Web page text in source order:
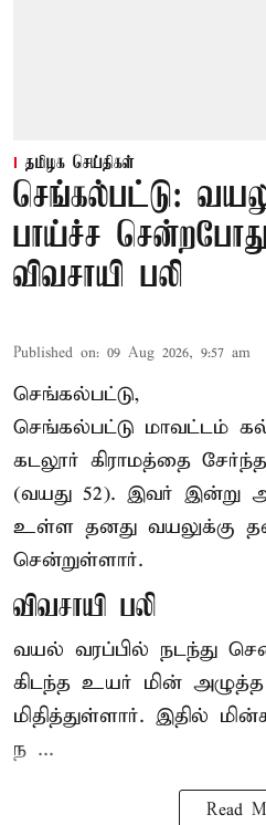
தமிழக செய்திகள்
செங்கல்பட்டு:
பாய்ச்ச சென்றபோது
விவசாயி பலி
Published on: 09 Aug 2026, 9:57 am
செங்கல்பட்டு,
செங்கல்பட்டு மாவட்டம்
கடலூர் கிராமத்தை
(வயது 52). இவர் இன்று
உள்ள தனது வயலுக்கு
சென்றுள்ளார்.
விவசாயி பலி
வயல் வரப்பில் நடந்து
கிடந்த உயர் மின்
மிதித்துள்ளார். இதில்
ந ...
Read